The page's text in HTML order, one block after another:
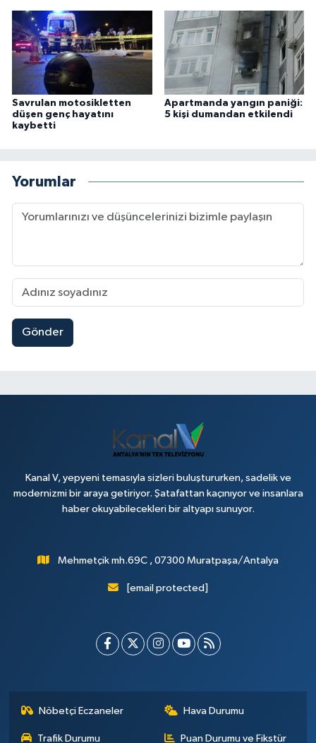
Savrulan motosikletten
düşen genç hayatını
kaybetti
Apartmanda yangın paniği:
5 kişi dumandan etkilendi
Yorumlar
Gönder
Kanal V, yepyeni temasıyla sizleri buluştururken, sadelik ve
modernizmi bir araya getiriyor. Şatafattan kaçınıyor ve insanlara
haber okuyabilecekleri bir altyapı sunuyor.
Mehmetçik mh.69C , 07300 Muratpaşa/Antalya
[email protected]
Nöbetçi Eczaneler Hava Durumu
Trafik Durumu Puan Durumu ve Fikstür